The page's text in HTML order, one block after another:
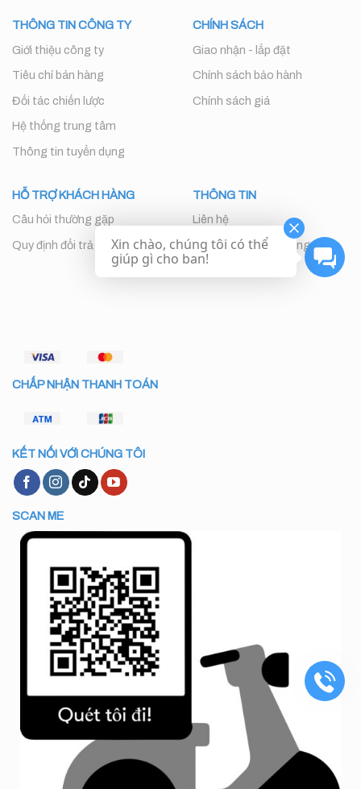
THÔNG TIN CÔNG TY
Giới thiệu công ty
Tiêu chí bán hàng
Đối tác chiến lược
Hệ thống trung tâm
Thông tin tuyển dụng
CHÍNH SÁCH
Giao nhận - lắp đặt
Chính sách bảo hành
Chính sách giá
HỖ TRỢ KHÁCH HÀNG
Câu hỏi thường gặp
Quy định đổi trả
THÔNG TIN
Liên hệ
Chăm sóc khách hàng
CHẤP NHẬN THANH TOÁN
KẾT NỐI VỚI CHÚNG TÔI
SCAN ME
Xin chào, chúng tôi có thể
giúp gì cho ban!